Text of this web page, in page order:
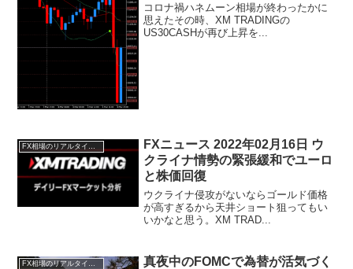
コロナ禍ハネムーン相場が終わったかに
思えたその時、XM TRADINGの
US30CASHが再び上昇を...
FXニュース 2022年02月16日 ウ
クライナ情勢の緊張緩和でユーロ
と株価回復
ウクライナ侵攻がないならゴールド価格
が高すぎるから天井ショート狙ってもい
いかなと思う。XM TRAD...
FX相場のリアルタイム情報 真夜中のFOMCで為替が活気づく